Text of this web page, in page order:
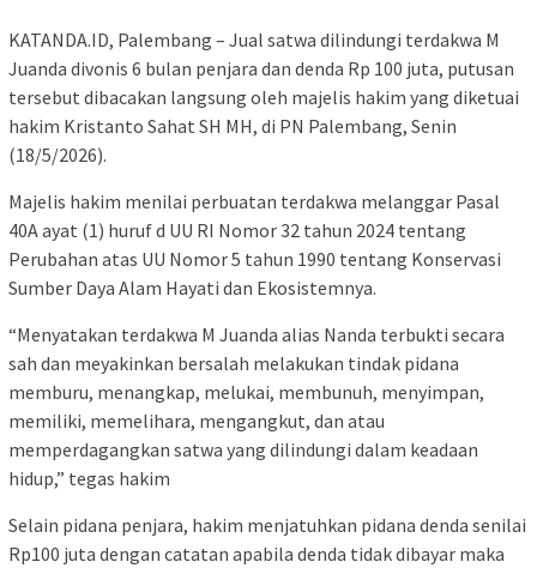
KATANDA.ID, Palembang – Jual satwa dilindungi terdakwa M
Juanda divonis 6 bulan penjara dan denda Rp 100 juta, putusan
tersebut dibacakan langsung oleh majelis hakim yang diketuai
hakim Kristanto Sahat SH MH, di PN Palembang, Senin
(18/5/2026).
Majelis hakim menilai perbuatan terdakwa melanggar Pasal
40A ayat (1) huruf d UU RI Nomor 32 tahun 2024 tentang
Perubahan atas UU Nomor 5 tahun 1990 tentang Konservasi
Sumber Daya Alam Hayati dan Ekosistemnya.
“Menyatakan terdakwa M Juanda alias Nanda terbukti secara
sah dan meyakinkan bersalah melakukan tindak pidana
memburu, menangkap, melukai, membunuh, menyimpan,
memiliki, memelihara, mengangkut, dan atau
memperdagangkan satwa yang dilindungi dalam keadaan
hidup,” tegas hakim
Selain pidana penjara, hakim menjatuhkan pidana denda senilai
Rp100 juta dengan catatan apabila denda tidak dibayar maka